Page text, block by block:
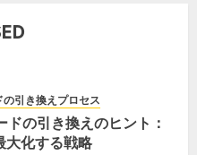
引き換えプロセス
ドの引き換えのヒント：
大化する戦略